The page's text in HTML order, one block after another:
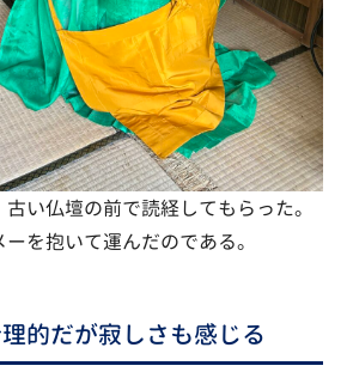
い仏壇の前で読経してもらった。
を抱いて運んだのである。
的だが寂しさも感じる